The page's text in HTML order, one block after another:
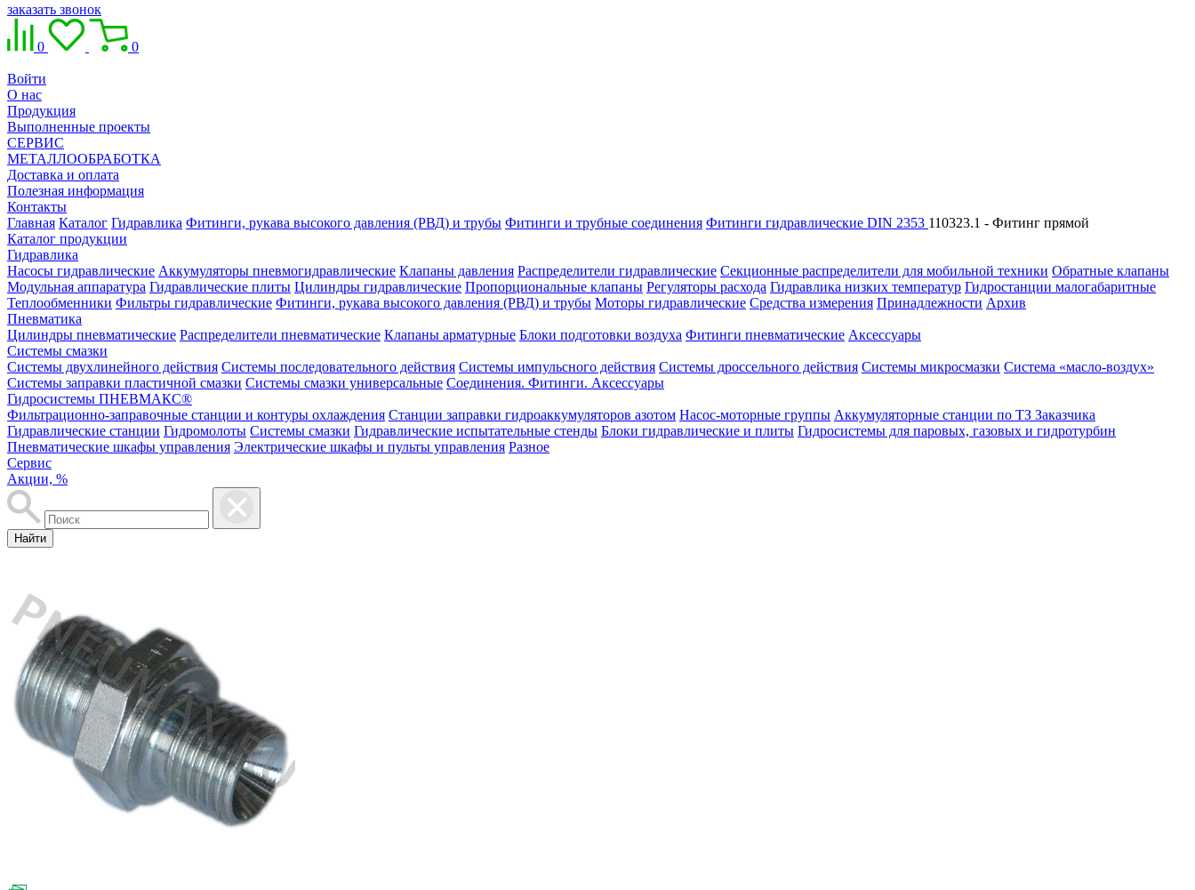
заказать звонок
0 0
Войти
О нас
Продукция
Выполненные проекты
СЕРВИС
МЕТАЛЛООБРАБОТКА
Доставка и оплата
Полезная информация
Контакты
Главная Каталог Гидравлика Фитинги, рукава высокого давления (РВД) и трубы Фитинги и трубные соединения Фитинги гидравлические DIN 2353 110323.1 - Фитинг прямой
Каталог продукции
Гидравлика
Насосы гидравлические Аккумуляторы пневмогидравлические Клапаны давления Распределители гидравлические Секционные распределители для мобильной техники Обратные клапаны
Модульная аппаратура Гидравлические плиты Цилиндры гидравлические Пропорциональные клапаны Регуляторы расхода Гидравлика низких температур Гидростанции малогабаритные
Теплообменники Фильтры гидравлические Фитинги, рукава высокого давления (РВД) и трубы Моторы гидравлические Средства измерения Принадлежности Архив
Пневматика
Цилиндры пневматические Распределители пневматические Клапаны арматурные Блоки подготовки воздуха Фитинги пневматические Аксессуары
Системы смазки
Системы двухлинейного действия Системы последовательного действия Системы импульсного действия Системы дроссельного действия Системы микросмазки Система «масло-воздух»
Системы заправки пластичной смазки Системы смазки универсальные Соединения. Фитинги. Аксессуары
Гидросистемы ПНЕВМАКС®
Фильтрационно-заправочные станции и контуры охлаждения Станции заправки гидроаккумуляторов азотом Насос-моторные группы Аккумуляторные станции по ТЗ Заказчика
Гидравлические станции Гидромолоты Системы смазки Гидравлические испытательные стенды Блоки гидравлические и плиты Гидросистемы для паровых, газовых и гидротурбин
Пневматические шкафы управления Электрические шкафы и пульты управления Разное
Сервис
Акции, %
Найти